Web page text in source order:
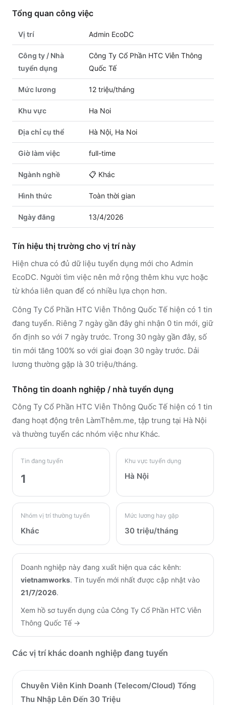
Tổng quan công việc
Vị trí Admin EcoDC
Công ty / Nhà
tuyển dụng
Công Ty Cổ Phần HTC Viễn Thông
Quốc Tế
Mức lương 12 triệu/tháng
Khu vực Ha Noi
Địa chỉ cụ thể Hà Nội, Ha Noi
Giờ làm việc full-time
Ngành nghề 📋 Khác
Hình thức Toàn thời gian
Ngày đăng 13/4/2026
Tín hiệu thị trường cho vị trí này
Hiện chưa có đủ dữ liệu tuyển dụng mới cho Admin
EcoDC. Người tìm việc nên mở rộng thêm khu vực hoặc
từ khóa liên quan để có nhiều lựa chọn hơn.
Công Ty Cổ Phần HTC Viễn Thông Quốc Tế hiện có 1 tin
đang tuyển. Riêng 7 ngày gần đây ghi nhận 0 tin mới, giữ
ổn định so với 7 ngày trước. Trong 30 ngày gần đây, số
tin mới tăng 100% so với giai đoạn 30 ngày trước. Dải
lương thường gặp là 30 triệu/tháng.
Thông tin doanh nghiệp / nhà tuyển dụng
Công Ty Cổ Phần HTC Viễn Thông Quốc Tế hiện có 1 tin
đang hoạt động trên LàmThêm.me, tập trung tại Hà Nội
và thường tuyển các nhóm việc như Khác.
Tin đang tuyển
1
Khu vực tuyển dụng
Hà Nội
Nhóm vị trí thường tuyển
Khác
Mức lương hay gặp
30 triệu/tháng
Doanh nghiệp này đang xuất hiện qua các kênh:
vietnamworks. Tin tuyển mới nhất được cập nhật vào
21/7/2026.
Xem hồ sơ tuyển dụng của Công Ty Cổ Phần HTC Viễn
Thông Quốc Tế→
Các vị trí khác doanh nghiệp đang tuyển
Chuyên Viên Kinh Doanh (Telecom/Cloud) Tổng
Thu Nhập Lên Đến 30 Triệu